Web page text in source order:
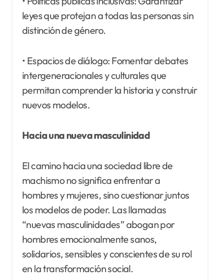
leyes que protejan a todas las personas sin
distinción de género.
• Espacios de diálogo: Fomentar debates
intergeneracionales y culturales que
permitan comprender la historia y construir
nuevos modelos.
Hacia una nueva masculinidad
El camino hacia una sociedad libre de
machismo no significa enfrentar a
hombres y mujeres, sino cuestionar juntos
los modelos de poder. Las llamadas
“nuevas masculinidades” abogan por
hombres emocionalmente sanos,
solidarios, sensibles y conscientes de su rol
en la transformación social.